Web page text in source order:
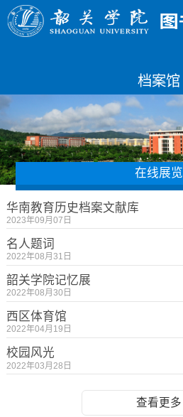
档案馆
在线展览
华南教育历史档案文献库
2023年09月07日
名人题词
2022年08月31日
韶关学院记忆展
2022年08月30日
西区体育馆
2022年04月19日
校园风光
2022年03月28日
查看更多